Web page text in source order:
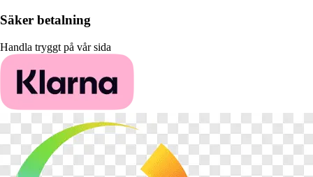
Säker betalning
Handla tryggt på vår sida